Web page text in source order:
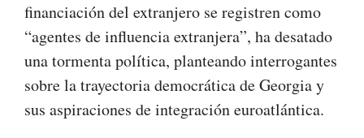
financiación del extranjero se registren como
“agentes de influencia extranjera”, ha desatado
una tormenta política, planteando interrogantes
sobre la trayectoria democrática de Georgia y
sus aspiraciones de integración euroatlántica.